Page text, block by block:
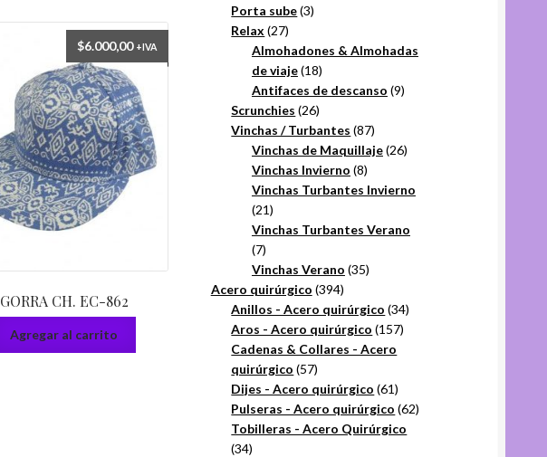
GORRA CH. EC-862
$6.000,00 +IVA
Agregar al carrito
productos
Porta sube 33
Relax 2727
productos
Almohadones & Almohadas
de viaje 1818
productos
Antifaces de descanso 99
Scrunchies 2626
productos
Vinchas / Turbantes 8787
productos
Vinchas de Maquillaje 2626
Vinchas Invierno 88
productos
Vinchas Turbantes Invierno
2121
productos
Vinchas Turbantes Verano
77
productos
Vinchas Verano 3535
Acero quirúrgico 394394
productos
Anillos - Acero quirúrgico 3434
Aros - Acero quirúrgico 157157
Cadenas & Collares - Acero
quirúrgico 5757
productos
Dijes - Acero quirúrgico 6161
productos
Pulseras - Acero quirúrgico 6262
Tobilleras - Acero Quirúrgico
3434